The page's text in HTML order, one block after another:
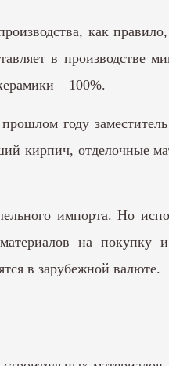
как правило,
в производстве
– 100%.
году
кирпич, отделочные
импорта. Но
на покупку
в зарубежной валюте.